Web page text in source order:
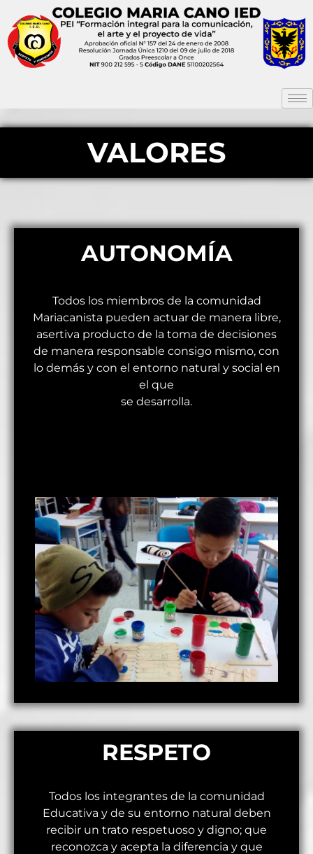
VALORES
AUTONOMÍA
Todos los miembros de la comunidad
Mariacanista pueden actuar de manera libre,
asertiva producto de la toma de decisiones
de manera responsable consigo mismo, con
lo demás y con el entorno natural y social en
el que
se desarrolla.
RESPETO
Todos los integrantes de la comunidad
Educativa y de su entorno natural deben
recibir un trato respetuoso y digno; que
reconozca y acepta la diferencia y que